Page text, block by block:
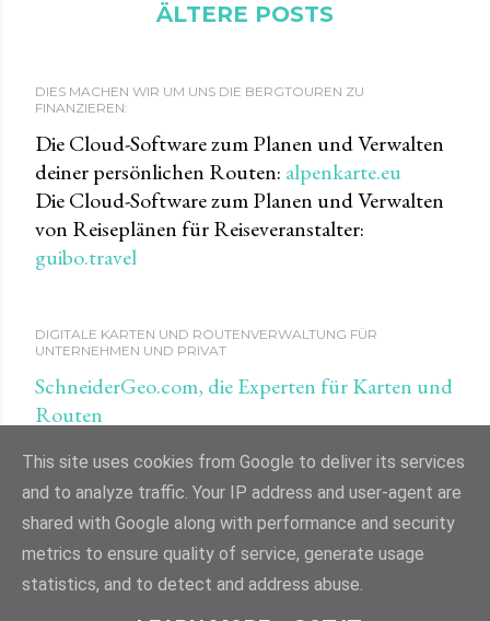
ÄLTERE POSTS
DIES MACHEN WIR UM UNS DIE BERGTOUREN ZU
FINANZIEREN:
Die Cloud-Software zum Planen und Verwalten
deiner persönlichen Routen: alpenkarte.eu
Die Cloud-Software zum Planen und Verwalten
von Reiseplänen für Reiseveranstalter:
guibo.travel
DIGITALE KARTEN UND ROUTENVERWALTUNG FÜR
UNTERNEHMEN UND PRIVAT
SchneiderGeo.com, die Experten für Karten und
Routen
Powered by Blogger
Impressum
This site uses cookies from Google to deliver its services
and to analyze traffic. Your IP address and user-agent are
shared with Google along with performance and security
metrics to ensure quality of service, generate usage
statistics, and to detect and address abuse.